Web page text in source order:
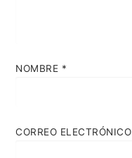
NOMBRE *
CORREO ELECTRÓNICO